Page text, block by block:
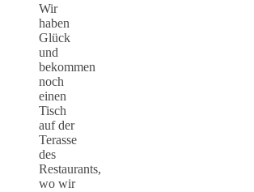
Wir
haben
Glück
und
bekommen
noch
einen
Tisch
auf der
Terasse
des
Restaurants,
wo wir